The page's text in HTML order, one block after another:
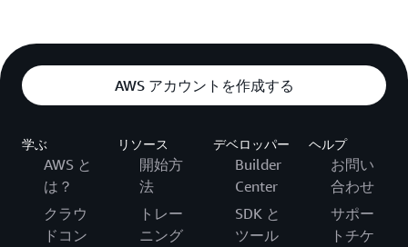
AWS アカウントを作成する
学ぶ
AWS と
は？
クラウ
ドコン
リソース
開始方
法
トレー
ニング
デベロッパー
Builder
Center
SDK と
ツール
ヘルプ
お問い
合わせ
サポー
トチケ